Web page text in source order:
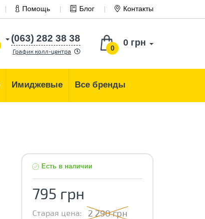
Помощь Блог Контакты
0
0 грн
(063) 282 38 38
График колл-центра
Имиджевые Все бренды
Есть в наличии
795 грн
Старая цена: 2 290 грн